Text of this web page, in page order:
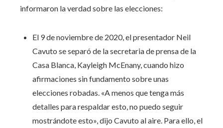
informaron la verdad sobre las elecciones:
El 9 de noviembre de 2020, el presentador Neil
Cavuto se separó de la secretaria de prensa de la
Casa Blanca, Kayleigh McEnany, cuando hizo
afirmaciones sin fundamento sobre unas
elecciones robadas. «A menos que tenga más
detalles para respaldar esto, no puedo seguir
mostrándote esto», dijo Cavuto al aire. Para ello, el